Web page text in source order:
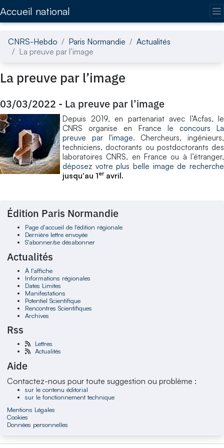
Accueil national
CNRS-Hebdo Paris Normandie
Actualités
La preuve par l’image
La preuve par l’image
03/03/2022 - La preuve par l’image
Depuis 2019, en partenariat avec l’Acfas, le
CNRS organise en France le concours La
preuve par l'image. Chercheurs, ingénieurs,
techniciens, doctorants ou postdoctorants des
laboratoires CNRS, en France ou à l’étranger,
déposez votre plus belle image de recherche
jusqu'au 1eravril.
Édition Paris Normandie
Page d'accueil de l'édition régionale
Dernière lettre envoyée
S'abonner/se désabonner
Actualités
À l'affiche
Informations régionales
Dates Limites
Manifestations
Potentiel Scientifique
Rencontres Scientifiques
Archives
Rss
Lettres
Actualités
Aide
Contactez-nous pour toute suggestion ou problème :
sur le contenu éditorial
sur le fonctionnement technique
Mentions Légales
Cookies
Données personnelles